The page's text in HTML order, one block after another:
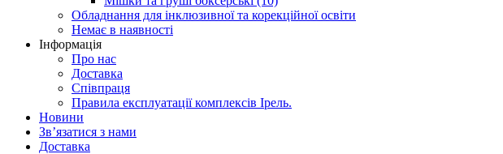
Обладнання для інклюзивної та корекційної освіти
Немає в наявності
Інформація
Про нас
Доставка
Співпраця
Правила експлуатації комплексів Ірель.
Новини
Зв’язатися з нами
Доставка